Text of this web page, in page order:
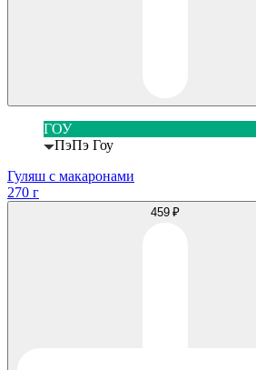
ГОУ
ПэПэ Гоу
Гуляш с макаронами
270 г
459 ₽